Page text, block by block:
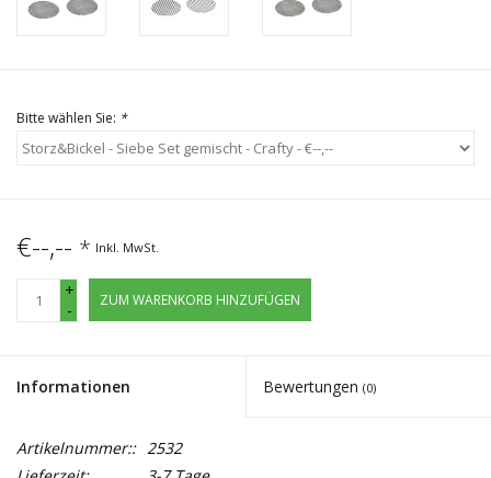
Bitte wählen Sie: *
€--,-- * Inkl. MwSt.
+
-
ZUM WARENKORB HINZUFÜGEN
Informationen Bewertungen (0)
Artikelnummer:: 2532